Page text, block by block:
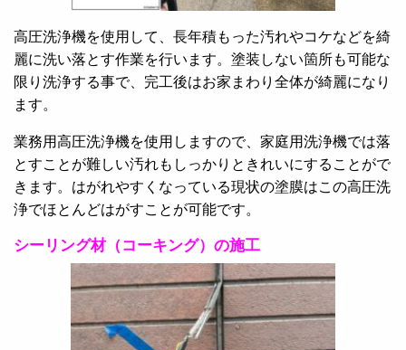
高圧洗浄機を使用して、長年積もった汚れやコケなどを綺
麗に洗い落とす作業を行います。塗装しない箇所も可能な
限り洗浄する事で、完工後はお家まわり全体が綺麗になり
ます。
業務用高圧洗浄機を使用しますので、家庭用洗浄機では落
とすことが難しい汚れもしっかりときれいにすることがで
きます。はがれやすくなっている現状の塗膜はこの高圧洗
浄でほとんどはがすことが可能です。
シーリング材（コーキング）の施工